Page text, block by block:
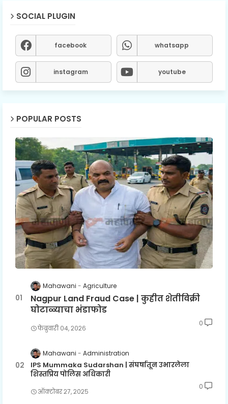
SOCIAL PLUGIN
facebook whatsapp
instagram youtube
POPULAR POSTS
Mahawani Agriculture
Nagpur Land Fraud Case | कुहीत शेतीविक्री
घोटाळ्याचा भंडाफोड
फेब्रुवारी ०४, २०२६
0
Mahawani Administration
IPS Mummaka Sudarshan | संघर्षातून उभारलेला
शिस्तप्रिय पोलिस अधिकारी
ऑक्टोबर २७, २०२५
0